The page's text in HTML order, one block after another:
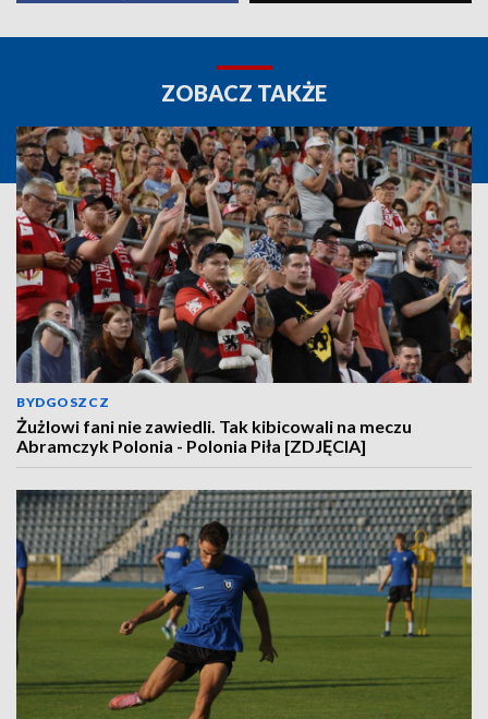
ZOBACZ TAKŻE
BYDGOSZCZ
Żużlowi fani nie zawiedli. Tak kibicowali na meczu
Abramczyk Polonia - Polonia Piła [ZDJĘCIA]